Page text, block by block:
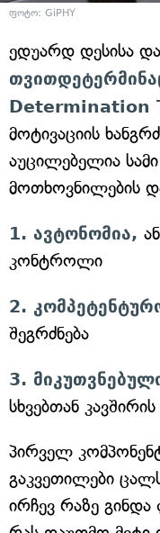
ფოტო: GiPHY
ედუარდ დესისა
Determination
მოტივაციის
აუცილებელია
მოთხოვნილების
1. ავტონომია,
კონტროლი
2.
შეგრძნება
3.
სხვებთან
პირველ
გაკვეთილები
ირჩევ რაზე